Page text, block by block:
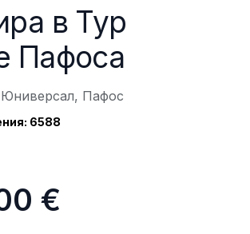
в Тур
Пафоса
Пафос
6588
€